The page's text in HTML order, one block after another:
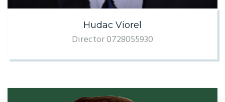
Hudac Viorel
Director 0728055930